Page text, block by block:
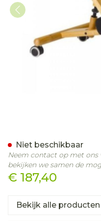
€ 187,40
Niet beschikbaar
Neem contact op met ons
bekijken we samen de
Bekijk alle